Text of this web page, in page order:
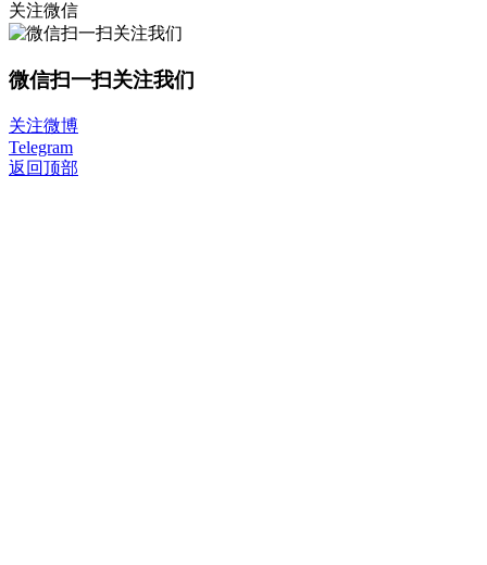
关注微信
微信扫一扫关注我们
关注微博
Telegram
返回顶部